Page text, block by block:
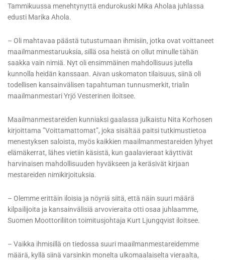
Tammikuussa menehtynyttä endurokuski Mika Aholaa juhlassa
edusti Marika Ahola.
– Oli mahtavaa päästä tutustumaan ihmisiin, jotka ovat voittaneet
maailmanmestaruuksia, sillä osa heistä on ollut minulle tähän
saakka vain nimiä. Nyt oli ensimmäinen mahdollisuus jutella
kunnolla heidän kanssaan. Aivan uskomaton tilaisuus, siinä oli
todellisen kansainvälisen tapahtuman tunnusmerkit, trialin
maailmanmestari Yrjö Vesterinen iloitsee.
Maailmanmestareiden kunniaksi gaalassa julkaistu Nita Korhosen
kirjoittama ”Voittamattomat”, joka sisältää paitsi tutkimustietoa
menestyksen saloista, myös kaikkien maailmanmestareiden lyhyet
elämäkerrat, lähes vietiin käsistä, kun gaalavieraat käyttivät
harvinaisen mahdollisuuden hyväkseen ja keräsivät kirjaan
mestareiden nimikirjoituksia.
– Olemme erittäin iloisia ja nöyriä siitä, että näin suuri määrä
kilpailijoita ja kansainvälisiä arvovieraita otti osaa juhlaamme,
Suomen Moottoriliiton toimitusjohtaja Kurt Ljungqvist iloitsee.
– Vaikka ihmisillä on tiedossa suuri maailmanmestareidemme
määrä, kyllä siinä varsinkin monelta ulkomaalaiselta vieraalta,